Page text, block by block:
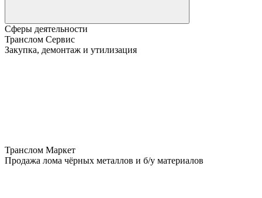
Сферы деятельности
Транслом Сервис
Закупка, демонтаж и утилизация
Транслом Маркет
Продажа лома чёрных металлов и б/у материалов